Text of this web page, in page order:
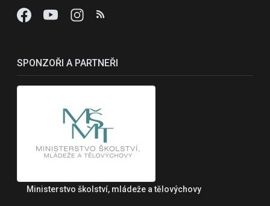
SPONZOŘI A PARTNEŘI
Ministerstvo školství, mládeže a tělovýchovy